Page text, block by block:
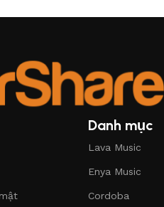
Danh mục
Lava Music
Enya Music
Cordoba